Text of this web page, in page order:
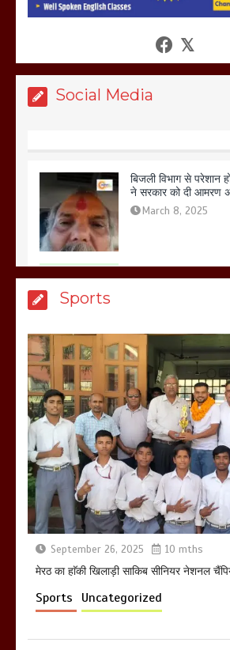
Social Media
आखिर क्यों जैनुल
शफीकुर्रहमान रहमान ने
March 8, 2025
March 6, 2025
होलिका रखने पर लात
तहस नहस,मोहल्ले वालों
गलोच ,कहा अगर रखी गई
खराबा,
March 11, 2025
Sports
September 26, 2025 10 mths
मेरठ का हाॅकी खिलाड़ी साकिब सीनियर नेशनल
Sports Uncategorized